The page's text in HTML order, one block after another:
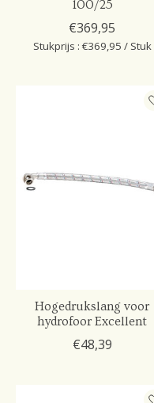
100/25
€369,95
Stukprijs : €369,95 / Stuk
Hogedrukslang voor
hydrofoor Excellent
€48,39